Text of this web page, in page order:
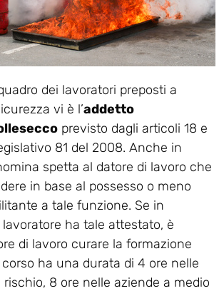
dei lavoratori preposti a
vi è l’addetto
previsto dagli articoli 18 e
81 del 2008. Anche in
spetta al datore di lavoro che
in base al possesso o meno
a tale funzione. Se in
ha tale attestato, è
di lavoro curare la formazione
ha una durata di 4 ore nelle
8 ore nelle aziende a medio